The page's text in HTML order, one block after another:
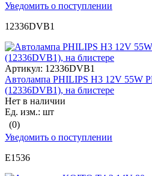
Уведомить о поступлении
12336DVB1
Артикул: 12336DVB1
Автолампа PHILIPS H3 12V 55W
(12336DVB1), на блистере
Нет в наличии
Ед. изм.: шт
(0)
Уведомить о поступлении
E1536